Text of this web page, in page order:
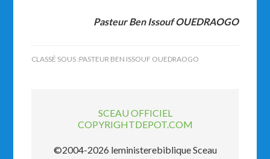
Pasteur Ben Issouf OUEDRAOGO
CLASSÉ SOUS :PASTEUR BEN ISSOUF OUEDRAOGO
SCEAU OFFICIEL
COPYRIGHTDEPOT.COM
©2004-2026 leministerebiblique Sceau